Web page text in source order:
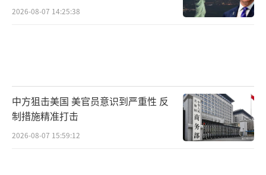
2026-08-07 14:25:38
中方狙击美国 美官员意识到严重性 反
制措施精准打击
2026-08-07 15:59:12